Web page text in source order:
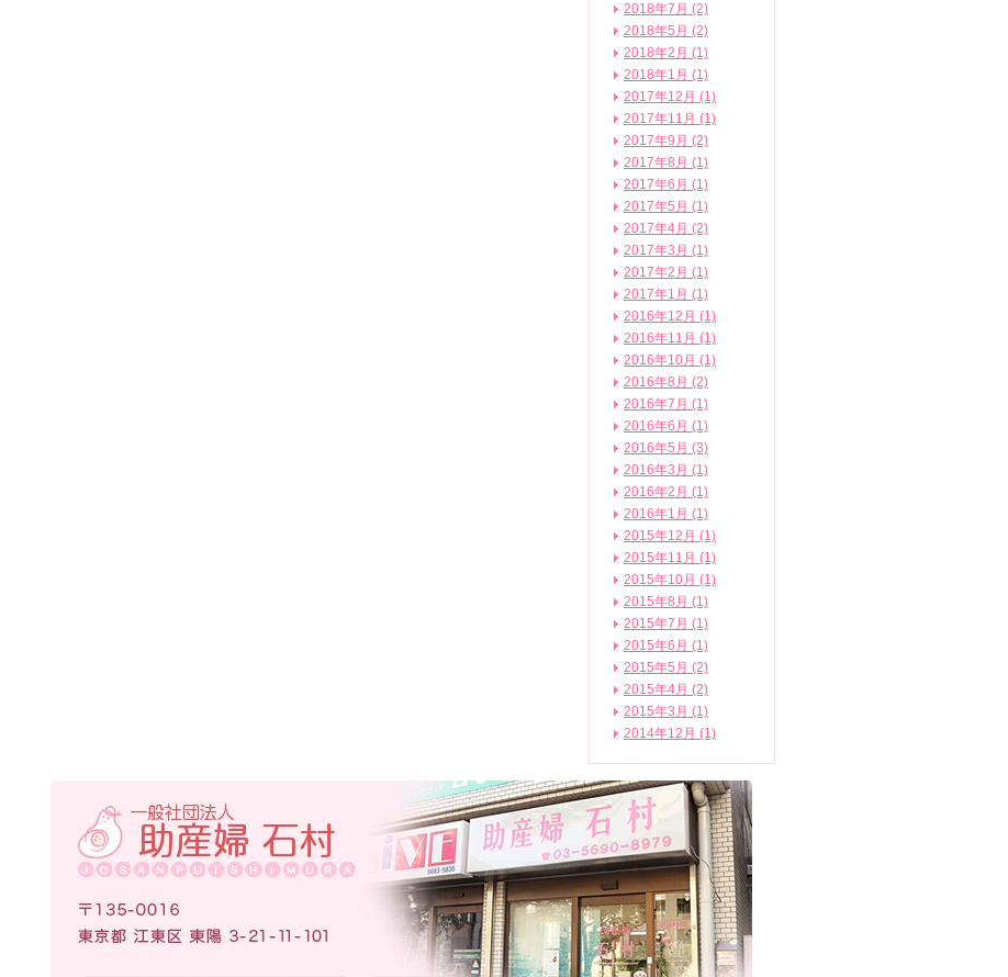
2018年7月 (2)
2018年5月 (2)
2018年2月 (1)
2018年1月 (1)
2017年12月 (1)
2017年11月 (1)
2017年9月 (2)
2017年8月 (1)
2017年6月 (1)
2017年5月 (1)
2017年4月 (2)
2017年3月 (1)
2017年2月 (1)
2017年1月 (1)
2016年12月 (1)
2016年11月 (1)
2016年10月 (1)
2016年8月 (2)
2016年7月 (1)
2016年6月 (1)
2016年5月 (3)
2016年3月 (1)
2016年2月 (1)
2016年1月 (1)
2015年12月 (1)
2015年11月 (1)
2015年10月 (1)
2015年8月 (1)
2015年7月 (1)
2015年6月 (1)
2015年5月 (2)
2015年4月 (2)
2015年3月 (1)
2014年12月 (1)